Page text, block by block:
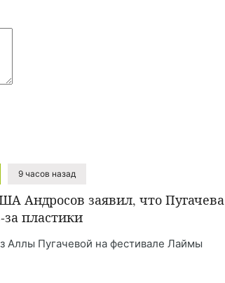
9 часов назад
Андросов заявил, что Пугачева
пластики
Аллы Пугачевой на фестивале Лаймы